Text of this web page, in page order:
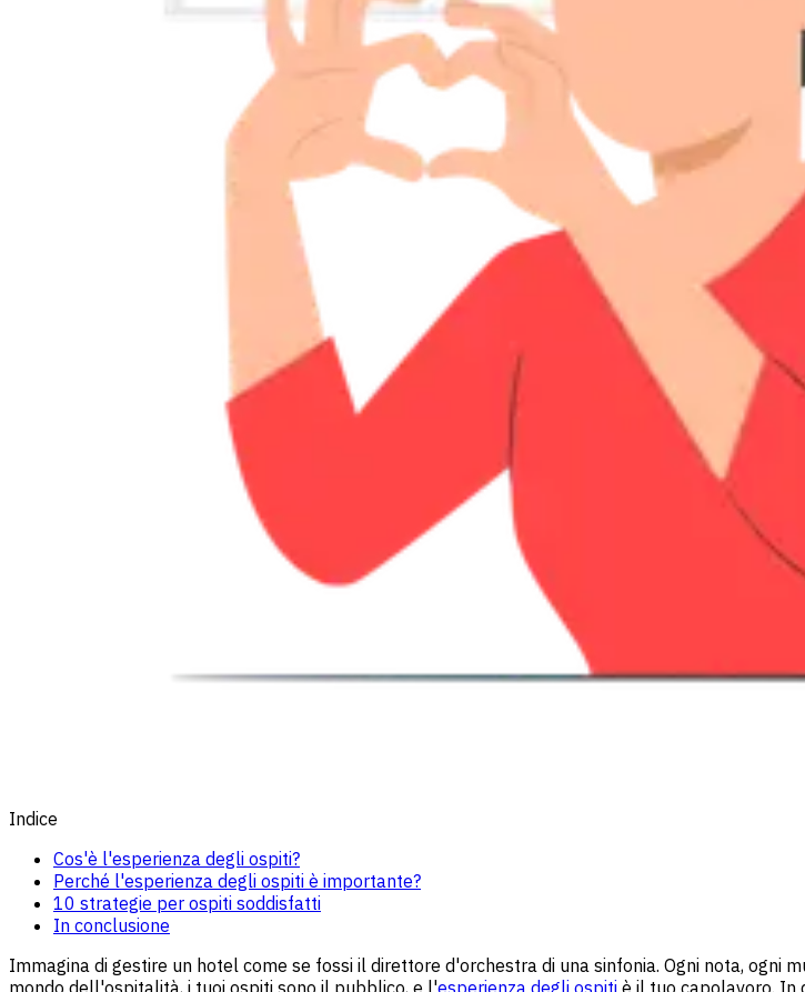
Indice
Cos'è l'esperienza degli ospiti?
Perché l'esperienza degli ospiti è importante?
10 strategie per ospiti soddisfatti
In conclusione
Immagina di gestire un hotel come se fossi il direttore d'orchestra di una sinfonia. Ogni nota, ogni
mondo dell'ospitalità, i tuoi ospiti sono il pubblico, e l'esperienza degli ospiti è il tuo capolavoro. In